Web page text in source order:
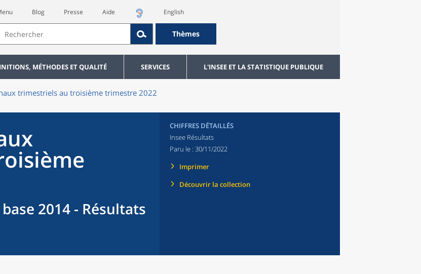
Blog Presse Aide English
Thèmes
MÉTHODES ET QUALITÉ SERVICES L'INSEE ET LA STATISTIQUE PUBLIQUE
trimestriels au troisième trimestre 2022
2014 - Résultats
CHIFFRES DÉTAILLÉS
Insee Résultats
Paru le : 30/11/2022
Imprimer
Découvrir la collection